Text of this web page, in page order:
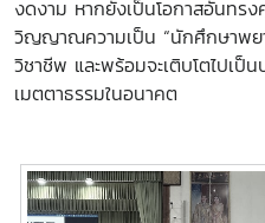
งดงาม หากยังเป็นโอกาสอันทร
วิญญาณความเป็น “นักศึกษาพยา
วิชาชีพ และพร้อมจะเติบโตไปเ
เมตตาธรรมในอนาคต